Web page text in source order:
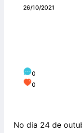
26/10/2021
0
0
No dia 24 de